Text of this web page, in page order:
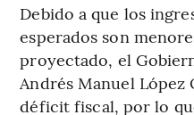
Debido a que los
esperados son
proyectado, el
Andrés Manuel
déficit fiscal, por lo